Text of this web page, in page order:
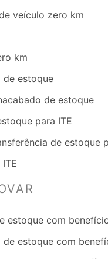
veículo zero km
km
de estoque
de estoque
para ITE
de estoque
estoque com
estoque com